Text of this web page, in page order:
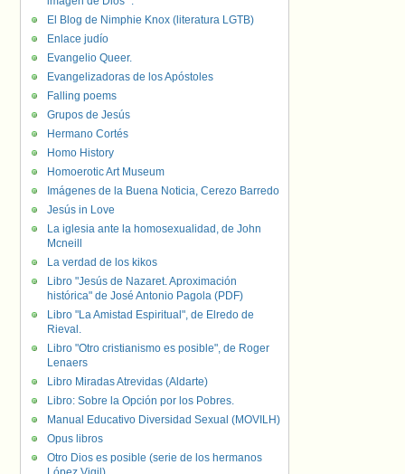
El Blog de Nimphie Knox (literatura LGTB)
Enlace judío
Evangelio Queer.
Evangelizadoras de los Apóstoles
Falling poems
Grupos de Jesús
Hermano Cortés
Homo History
Homoerotic Art Museum
Imágenes de la Buena Noticia, Cerezo Barredo
Jesús in Love
La iglesia ante la homosexualidad, de John
Mcneill
La verdad de los kikos
Libro "Jesús de Nazaret. Aproximación
histórica" de José Antonio Pagola (PDF)
Libro "La Amistad Espiritual", de Elredo de
Rieval.
Libro "Otro cristianismo es posible", de Roger
Lenaers
Libro Miradas Atrevidas (Aldarte)
Libro: Sobre la Opción por los Pobres.
Manual Educativo Diversidad Sexual (MOVILH)
Opus libros
Otro Dios es posible (serie de los hermanos